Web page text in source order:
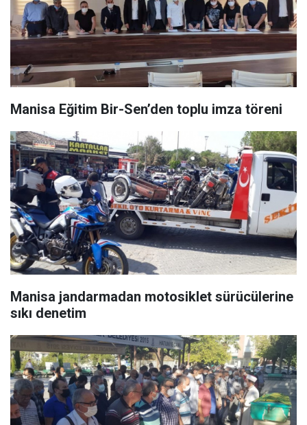
Manisa Eğitim Bir-Sen’den toplu imza töreni
Manisa jandarmadan motosiklet sürücülerine
sıkı denetim